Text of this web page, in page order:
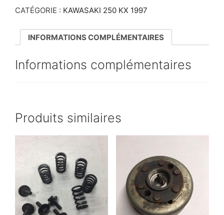
CATÉGORIE : KAWASAKI 250 KX 1997
INFORMATIONS COMPLÉMENTAIRES
Informations complémentaires
Produits similaires